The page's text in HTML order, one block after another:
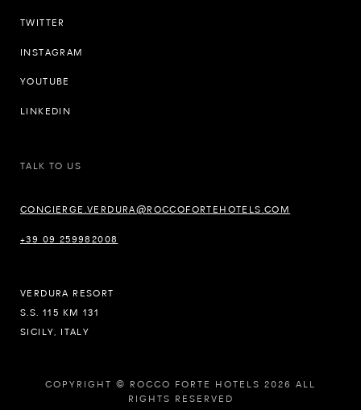
TWITTER
INSTAGRAM
YOUTUBE
LINKEDIN
TALK TO US
CONCIERGE.VERDURA@ROCCOFORTEHOTELS.COM
+39 09 259982008
VERDURA RESORT
S.S. 115 KM 131
SICILY, ITALY
COPYRIGHT © ROCCO FORTE HOTELS 2026 ALL
RIGHTS RESERVED